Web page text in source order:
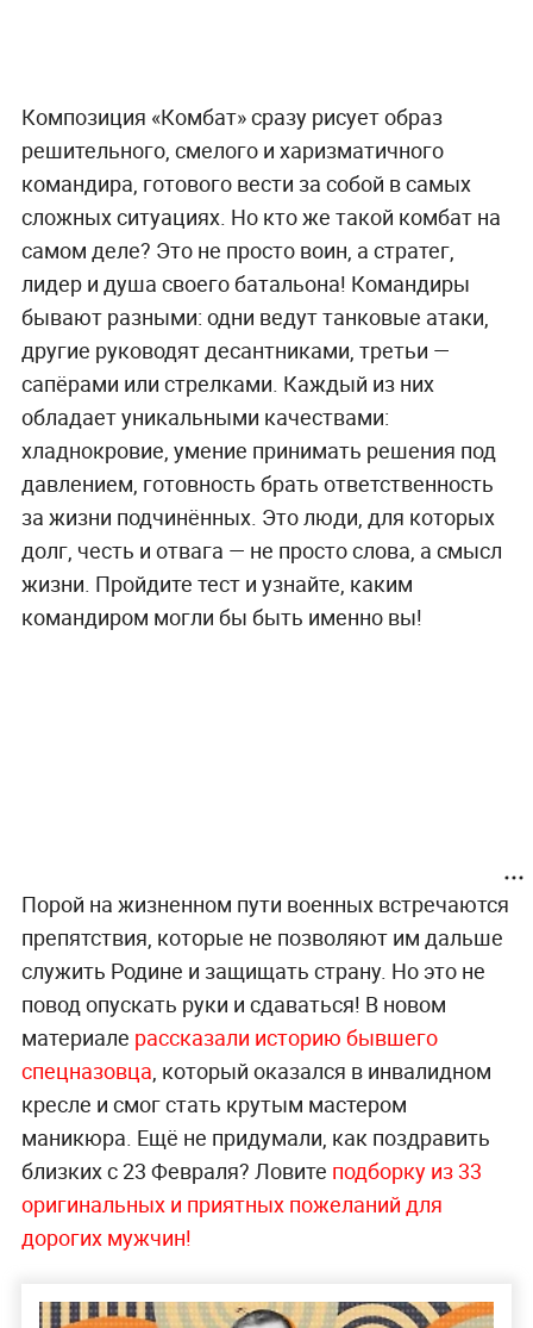
Композиция «Комбат» сразу рисует образ
решительного, смелого и харизматичного
командира, готового вести за собой в самых
сложных ситуациях. Но кто же такой комбат на
самом деле? Это не просто воин, а стратег,
лидер и душа своего батальона! Командиры
бывают разными: одни ведут танковые атаки,
другие руководят десантниками, третьи —
сапёрами или стрелками. Каждый из них
обладает уникальными качествами:
хладнокровие, умение принимать решения под
давлением, готовность брать ответственность
за жизни подчинённых. Это люди, для которых
долг, честь и отвага — не просто слова, а смысл
жизни. Пройдите тест и узнайте, каким
командиром могли бы быть именно вы!
Порой на жизненном пути военных встречаются
препятствия, которые не позволяют им дальше
служить Родине и защищать страну. Но это не
повод опускать руки и сдаваться! В новом
материале рассказали историю бывшего
спецназовца, который оказался в инвалидном
кресле и смог стать крутым мастером
маникюра. Ещё не придумали, как поздравить
близких с 23 Февраля? Ловите подборку из 33
оригинальных и приятных пожеланий для
дорогих мужчин!